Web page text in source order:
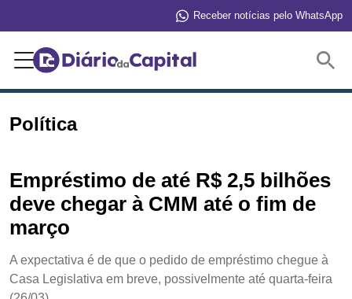
Receber notícias pelo WhatsApp
Política
Empréstimo de até R$ 2,5 bilhões
deve chegar à CMM até o fim de
março
A expectativa é de que o pedido de empréstimo chegue à
Casa Legislativa em breve, possivelmente até quarta-feira